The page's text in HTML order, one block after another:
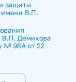
защиты
имени В.П.
В.П. Демихова
№ 98А от 22